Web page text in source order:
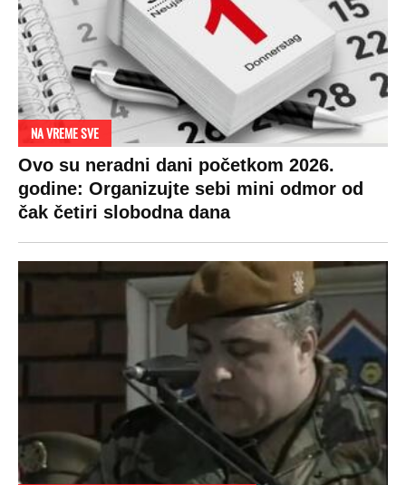
NA VREME SVE
Ovo su neradni dani početkom 2026.
godine: Organizujte sebi mini odmor od
čak četiri slobodna dana